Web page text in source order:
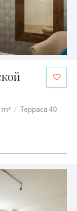
m² / Терраса 40